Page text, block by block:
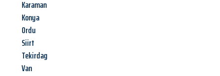
Karaman
Konya
Ordu
Siirt
Tekirdag
Van